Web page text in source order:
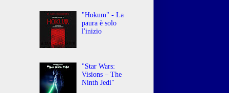
"Hokum" - La
paura è solo
l'inizio
"Star Wars:
Visions – The
Ninth Jedi"